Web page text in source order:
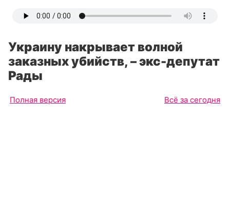
Украину накрывает волной
заказных убийств, – экс-депутат
Рады
Полная версия Всё за сегодня